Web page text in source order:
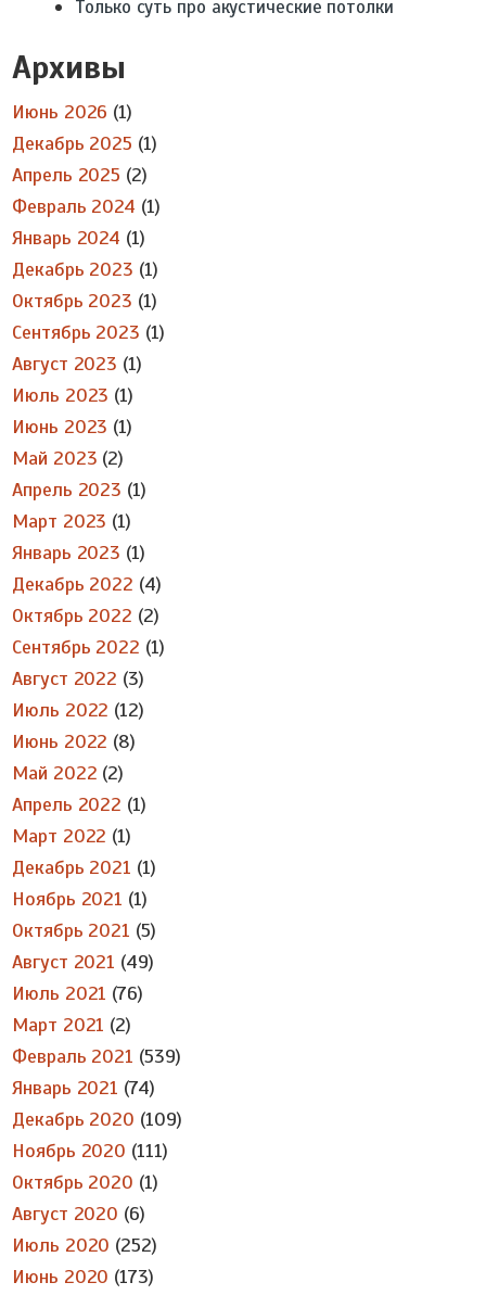
Только суть про акустические потолки
Архивы
Июнь 2026 (1)
Декабрь 2025 (1)
Апрель 2025 (2)
Февраль 2024 (1)
Январь 2024 (1)
Декабрь 2023 (1)
Октябрь 2023 (1)
Сентябрь 2023 (1)
Август 2023 (1)
Июль 2023 (1)
Июнь 2023 (1)
Май 2023 (2)
Апрель 2023 (1)
Март 2023 (1)
Январь 2023 (1)
Декабрь 2022 (4)
Октябрь 2022 (2)
Сентябрь 2022 (1)
Август 2022 (3)
Июль 2022 (12)
Июнь 2022 (8)
Май 2022 (2)
Апрель 2022 (1)
Март 2022 (1)
Декабрь 2021 (1)
Ноябрь 2021 (1)
Октябрь 2021 (5)
Август 2021 (49)
Июль 2021 (76)
Март 2021 (2)
Февраль 2021 (539)
Январь 2021 (74)
Декабрь 2020 (109)
Ноябрь 2020 (111)
Октябрь 2020 (1)
Август 2020 (6)
Июль 2020 (252)
Июнь 2020 (173)